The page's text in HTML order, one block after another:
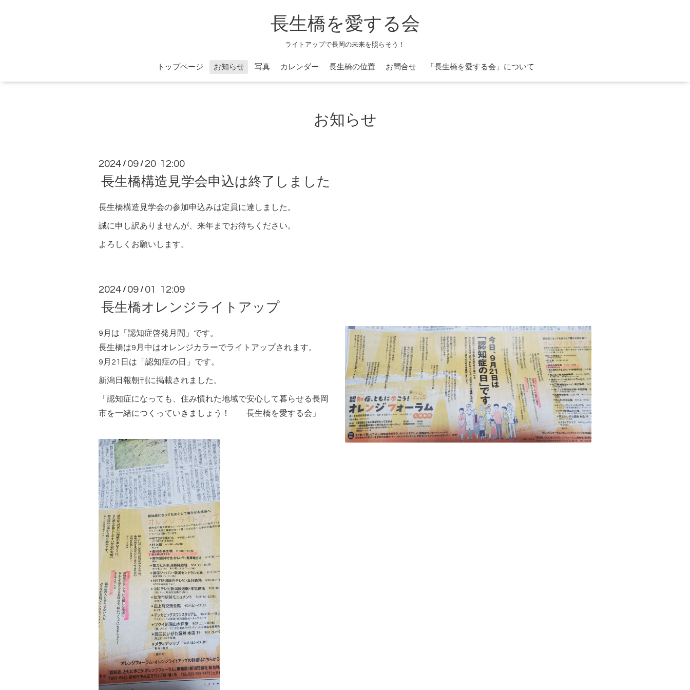
長生橋を愛する会
ライトアップで長岡の未来を照らそう！
トップページ お知らせ 写真 カレンダー 長生橋の位置 お問合せ 「長生橋を愛する会」について
お知らせ
2024 / 09 / 20 12:00
長生橋構造見学会申込は終了しました
長生橋構造見学会の参加申込みは定員に達しました。
誠に申し訳ありませんが、来年までお待ちください。
よろしくお願いします。
2024 / 09 / 01 12:09
長生橋オレンジライトアップ
9月は「認知症啓発月間」です。
長生橋は9月中はオレンジカラーでライトアップされます。
9月21日は「認知症の日」です。
新潟日報朝刊に掲載されました。
「認知症になっても、住み慣れた地域で安心して暮らせる長岡
市を一緒につくっていきましょう！ 長生橋を愛する会」